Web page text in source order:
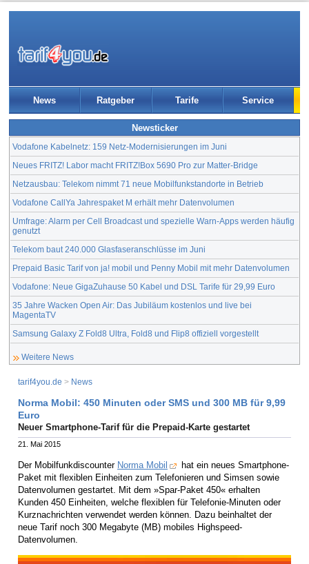
News Ratgeber Tarife Service
Newsticker
Vodafone Kabelnetz: 159 Netz-Modernisierungen im Juni
Neues FRITZ! Labor macht FRITZ!Box 5690 Pro zur Matter-Bridge
Netzausbau: Telekom nimmt 71 neue Mobilfunkstandorte in Betrieb
Vodafone CallYa Jahrespaket M erhält mehr Datenvolumen
Umfrage: Alarm per Cell Broadcast und spezielle Warn-Apps werden häufig
genutzt
Telekom baut 240.000 Glasfaseranschlüsse im Juni
Prepaid Basic Tarif von ja! mobil und Penny Mobil mit mehr Datenvolumen
Vodafone: Neue GigaZuhause 50 Kabel und DSL Tarife für 29,99 Euro
35 Jahre Wacken Open Air: Das Jubiläum kostenlos und live bei
MagentaTV
Samsung Galaxy Z Fold8 Ultra, Fold8 und Flip8 offiziell vorgestellt
Weitere News
tarif4you.de > News
Norma Mobil: 450 Minuten oder SMS und 300 MB für 9,99
Euro
Neuer Smartphone-Tarif für die Prepaid-Karte gestartet
21. Mai 2015
Der Mobilfunkdiscounter Norma Mobil
hat ein neues Smartphone-
Paket mit flexiblen Einheiten zum Telefonieren und Simsen sowie
Datenvolumen gestartet. Mit dem »Spar-Paket 450« erhalten
Kunden 450 Einheiten, welche flexiblen für Telefonie-Minuten oder
Kurznachrichten verwendet werden können. Dazu beinhaltet der
neue Tarif noch 300 Megabyte (MB) mobiles Highspeed-
Datenvolumen.